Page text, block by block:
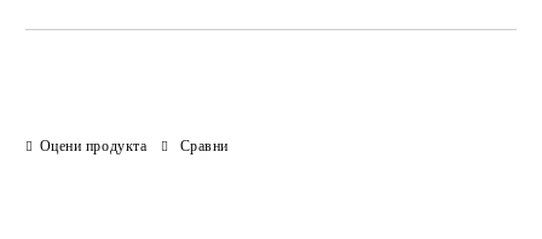
Оцени продукта Сравни